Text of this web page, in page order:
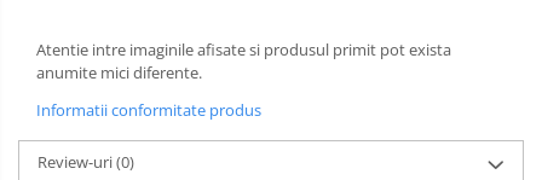
Atentie intre imaginile afisate si produsul primit pot exista
anumite mici diferente.
Informatii conformitate produs
Review-uri(0)